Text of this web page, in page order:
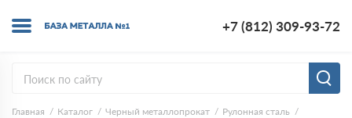
+7 (812) 309-93-72
Главная Каталог Черный металлопрокат
Рулонная сталь